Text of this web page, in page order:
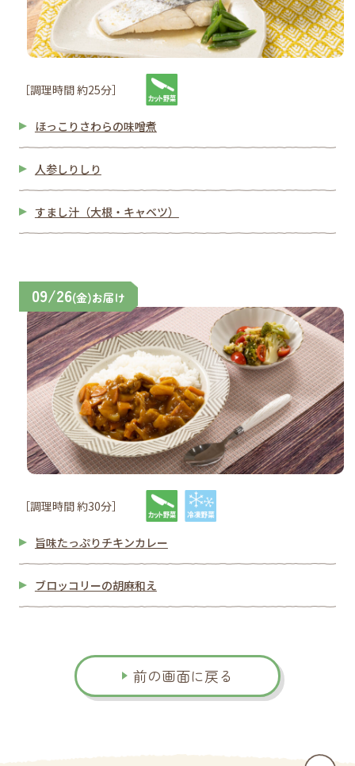
［調理時間 約25分］
ほっこりさわらの味噌煮
人参しりしり
すまし汁（大根・キャベツ）
09/26(金)お届け
［調理時間 約30分］
旨味たっぷりチキンカレー
ブロッコリーの胡麻和え
前の画面に戻る